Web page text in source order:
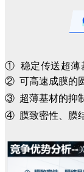
① 稳定传送超薄
② 可高速成膜的
③ 超薄基材的抑
④ 膜致密性、膜